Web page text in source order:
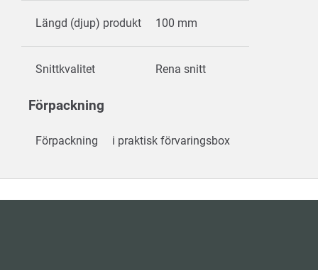
Längd (djup) produkt 100 mm
Snittkvalitet Rena snitt
Förpackning
Förpackning i praktisk förvaringsbox